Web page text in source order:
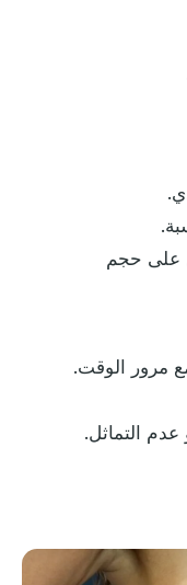
على حجم
مرور الوقت.
عدم التماثل.